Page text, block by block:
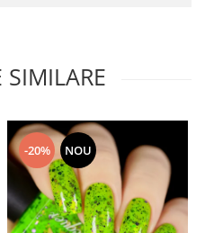
SIMILARE
-20% NOU